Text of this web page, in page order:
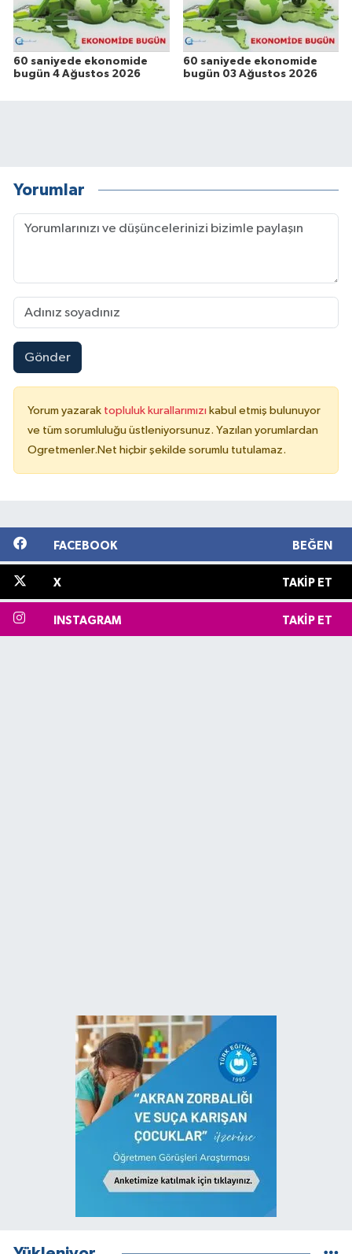
60 saniyede ekonomide
bugün 4 Ağustos 2026
60 saniyede ekonomide
bugün 03 Ağustos 2026
Yorumlar
Gönder
Yorum yazarak topluluk kurallarımızı kabul etmiş bulunuyor
ve tüm sorumluluğu üstleniyorsunuz. Yazılan yorumlardan
Ogretmenler.Net hiçbir şekilde sorumlu tutulamaz.
FACEBOOK BEĞEN
X TAKIP ET
INSTAGRAM TAKIP ET